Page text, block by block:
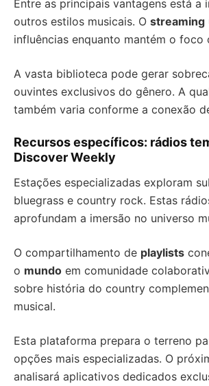
Entre as principais vantagens está a
outros estilos musicais. O streaming
influências enquanto mantém o foco
A vasta biblioteca pode gerar
ouvintes exclusivos do gênero. A
também varia conforme a conexão
Recursos específicos: rádios
Discover Weekly
Estações especializadas exploram
bluegrass e country rock. Estas
aprofundam a imersão no universo
O compartilhamento de playlists
o mundo em comunidade
sobre história do country
musical.
Esta plataforma prepara o terreno
opções mais especializadas. O
analisará aplicativos dedicados